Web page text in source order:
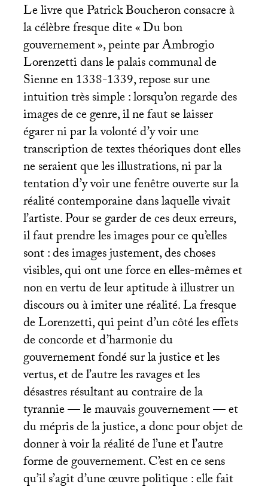
Le livre que Patrick Boucheron consacre à
la célèbre fresque dite «Du bon
gouvernement», peinte par Ambrogio
Lorenzetti dans le palais communal de
Sienne en 1338-1339, repose sur une
intuition très simple : lorsqu’on regarde des
images de ce genre, il ne faut se laisser
égarer ni par la volonté d’y voir une
transcription de textes théoriques dont elles
ne seraient que les illustrations, ni par la
tentation d’y voir une fenêtre ouverte sur la
réalité contemporaine dans laquelle vivait
l’artiste. Pour se garder de ces deux erreurs,
il faut prendre les images pour ce qu’elles
sont : des images justement, des choses
visibles, qui ont une force en elles-mêmes et
non en vertu de leur aptitude à illustrer un
discours ou à imiter une réalité. La fresque
de Lorenzetti, qui peint d’un côté les effets
de concorde et d’harmonie du
gouvernement fondé sur la justice et les
vertus, et de l’autre les ravages et les
désastres résultant au contraire de la
tyrannie — le mauvais gouvernement — et
du mépris de la justice, a donc pour objet de
donner à voir la réalité de l’une et l’autre
forme de gouvernement. C’est en ce sens
qu’il s’agit d’une œuvre politique : elle fait